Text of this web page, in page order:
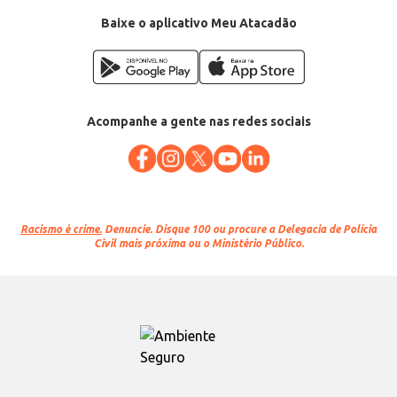
Baixe o aplicativo Meu Atacadão
Acompanhe a gente nas redes sociais
Racismo é crime. Denuncie. Disque 100 ou procure a Delegacia de Polícia
Civil mais próxima ou o Ministério Público.